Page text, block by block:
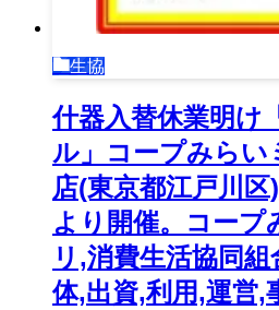
生協
什器入替休業明け
ル」コープみらい
店(東京都江戸川区
より開催。コープ
リ,消費生活協同
体,出資,利用,運営,